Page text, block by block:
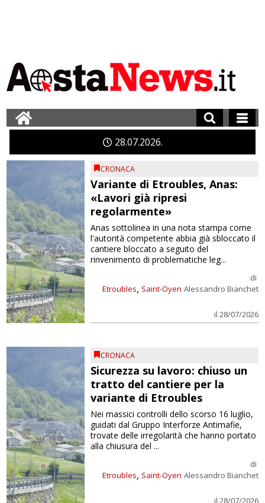
2807 2026
CRONACA
Variante di Etroubles, Anas:
«Lavori già ripresi
regolarmente»
Etroubles, Saint-Oyen
di
Alessandro Bianchet
il 28/07/2026
Anas sottolinea in una nota stampa come
l'autorità competente abbia già sbloccato il
cantiere bloccato a seguito del
rinvenimento di problematiche leg...
CRONACA
Sicurezza su lavoro: chiuso un
tratto del cantiere per la
variante di Etroubles
Etroubles, Saint-Oyen
di
Alessandro Bianchet
il 28/07/2026
Nei massici controlli dello scorso 16 luglio,
guidati dal Gruppo Interforze Antimafie,
trovate delle irregolarità che hanno portato
alla chiusura del ...